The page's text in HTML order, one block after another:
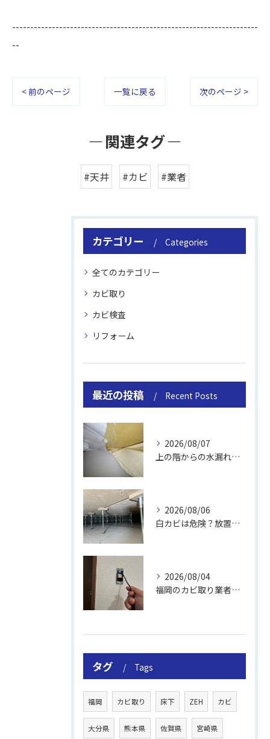
--------------------------------------------------------------------
--
< 前のページ 一覧に戻る 次のページ >
関連タグ
#天井 #カビ #業者
カテゴリー Categories
全てのカテゴリー
カビ取り
カビ検査
リフォーム
最近の投稿 Recent Posts
2026/08/07
上の階からの水漏れでカビ｜対処法と業者
2026/08/06
白カビは危険？放置のリスクと取り方
2026/08/04
福岡のカビ取り業者おすすめの選び方と費用
タグ Tags
福岡 カビ取り 床下 ZEH カビ
大分県 熊本県 佐賀県 宮崎県